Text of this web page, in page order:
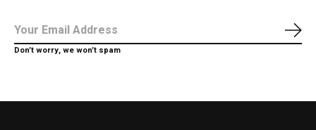
Don’t worry, we won’t spam